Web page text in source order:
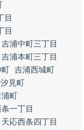
目
目
吉浦中町三丁目
吉浦本町三丁目
町 吉浦西城町
汐見町
浦町
一丁目
天応西条四丁目